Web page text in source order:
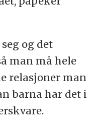
og det
man må hele
relasjoner man
barna har det i